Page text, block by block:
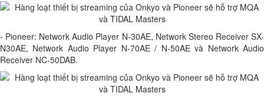
- Pioneer: Network Audio Player N-30AE, Network Stereo Receiver SX-
N30AE, Network Audio Player N-70AE / N-50AE và Network Audio
Receiver NC-50DAB.